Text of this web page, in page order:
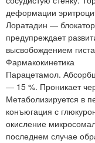
деформации
Лоратадин —
предупреждает
высвобождением
Фармакокинетика
Парацетамол.
— 15 %. Проникает
Метаболизируется в
конъюгация с
окисление
последнем случае